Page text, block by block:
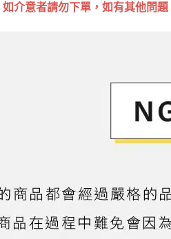
介意者請勿下單，如有其他問題